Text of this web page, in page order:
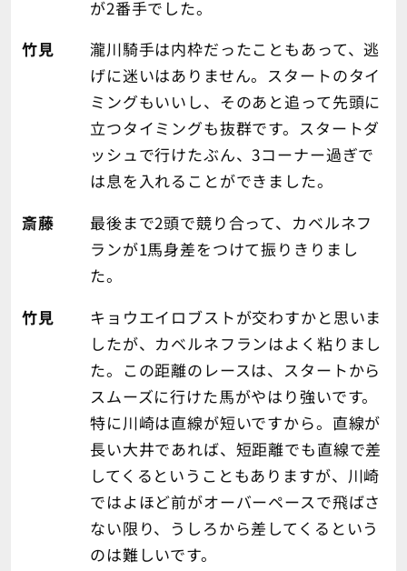
が2番手でした。
竹見
瀧川騎手は内枠だったこともあって、逃
げに迷いはありません。スタートのタイ
ミングもいいし、そのあと追って先頭に
立つタイミングも抜群です。スタートダ
ッシュで行けたぶん、3コーナー過ぎで
は息を入れることができました。
斎藤
最後まで2頭で競り合って、カベルネフ
ランが1馬身差をつけて振りきりまし
た。
竹見
キョウエイロブストが交わすかと思いま
したが、カベルネフランはよく粘りまし
た。この距離のレースは、スタートから
スムーズに行けた馬がやはり強いです。
特に川崎は直線が短いですから。直線が
長い大井であれば、短距離でも直線で差
してくるということもありますが、川崎
ではよほど前がオーバーペースで飛ばさ
ない限り、うしろから差してくるという
のは難しいです。